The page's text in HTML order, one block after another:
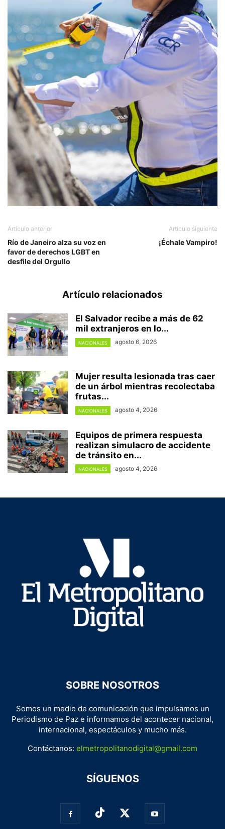
Artículo anterior
Río de Janeiro alza su voz en
favor de derechos LGBT en
desfile del Orgullo
Artículo siguiente
¡Échale Vampiro!
Artículo relacionados
El Salvador recibe a más de 62
mil extranjeros en lo...
NACIONALES agosto 6, 2026
Mujer resulta lesionada tras caer
de un árbol mientras recolectaba
frutas...
NACIONALES agosto 4, 2026
Equipos de primera respuesta
realizan simulacro de accidente
de tránsito en...
NACIONALES agosto 4, 2026
SOBRE NOSOTROS
Somos un medio de comunicación que impulsamos un
Periodismo de Paz e informamos del acontecer nacional,
internacional, espectáculos y mucho más.
Contáctanos: elmetropolitanodigital@gmail.com
SÍGUENOS